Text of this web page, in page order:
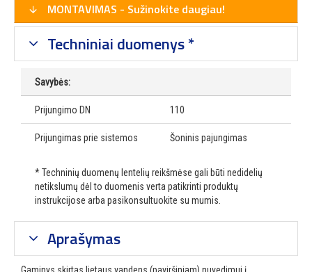
MONTAVIMAS - Sužinokite daugiau!
Techniniai duomenys *
Savybės:
Prijungimo DN 110
Prijungimas prie sistemos Šoninis pajungimas
* Techninių duomenų lentelių reikšmėse gali būti nedidelių
netikslumų dėl to duomenis verta patikrinti produktų
instrukcijose arba pasikonsultuokite su mumis.
Aprašymas